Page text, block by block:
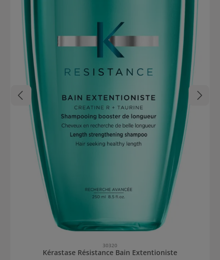
30320
Kérastase Résistance Bain Extentioniste